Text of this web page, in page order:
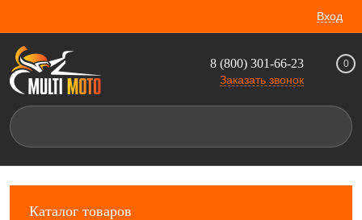
Вход
8 (800) 301-66-23
Заказать звонок
0
Каталог товаров